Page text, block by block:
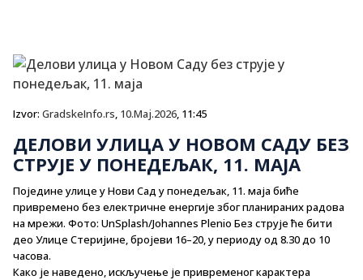
Izvor: GradskeInfo.rs, 10.Maj.2026, 11:45
ДЕЛОВИ УЛИЦА У НОВОМ САДУ БЕЗ
СТРУЈЕ У ПОНЕДЕЉАК, 11. МАЈА
Поједине улице у Нови Сад у понедељак, 11. маја биће
привремено без електричне енергије због планираних радова
на мрежи. Фото: UnSplash/Johannes Plenio Без струје ће бити
део Улице Стеријине, бројеви 16–20, у периоду од 8.30 до 10
часова.
Како је наведено, искључење је привременог карактера